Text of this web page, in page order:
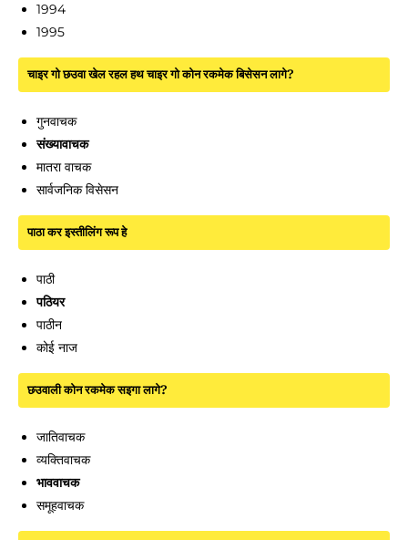
1994
1995
चाइर गो छउवा खेल रहल हथ चाइर गो कोन रकमेक बिसेसन लागे?
गुनवाचक
संख्यावाचक
मातरा वाचक
सार्वजनिक विसेसन
पाठा कर इस्तीलिंग रूप हे
पाठी
पठियर
पाठीन
कोई नाज
छउवाली कोन रकमेक सइगा लागे?
जातिवाचक
व्यक्तिवाचक
भाववाचक
समूहवाचक